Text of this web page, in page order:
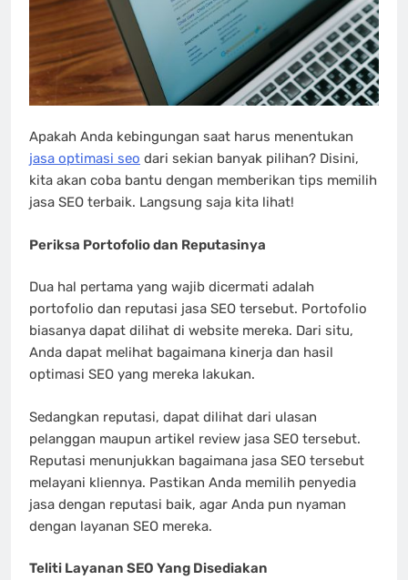
Apakah Anda kebingungan saat harus menentukan
jasa optimasi seo dari sekian banyak pilihan? Disini,
kita akan coba bantu dengan memberikan tips memilih
jasa SEO terbaik. Langsung saja kita lihat!
Periksa Portofolio dan Reputasinya
Dua hal pertama yang wajib dicermati adalah
portofolio dan reputasi jasa SEO tersebut. Portofolio
biasanya dapat dilihat di website mereka. Dari situ,
Anda dapat melihat bagaimana kinerja dan hasil
optimasi SEO yang mereka lakukan.
Sedangkan reputasi, dapat dilihat dari ulasan
pelanggan maupun artikel review jasa SEO tersebut.
Reputasi menunjukkan bagaimana jasa SEO tersebut
melayani kliennya. Pastikan Anda memilih penyedia
jasa dengan reputasi baik, agar Anda pun nyaman
dengan layanan SEO mereka.
Teliti Layanan SEO Yang Disediakan